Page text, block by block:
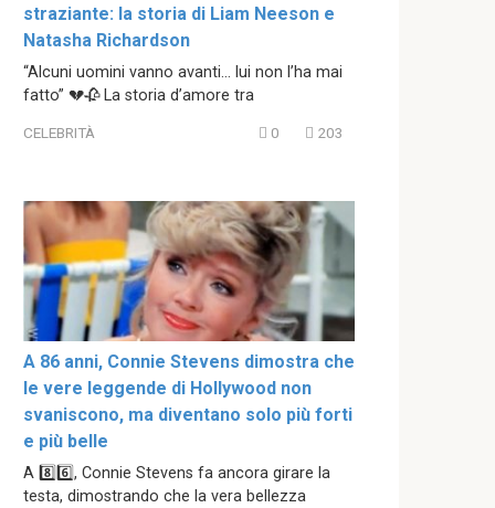
straziante: la storia di Liam Neeson e
Natasha Richardson
“Alcuni uomini vanno avanti… lui non l’ha mai
fatto” 💔🥀 La storia d’amore tra
CELEBRITÀ 0 203
A 86 anni, Connie Stevens dimostra che
le vere leggende di Hollywood non
svaniscono, ma diventano solo più forti
e più belle
A 8️⃣6️⃣, Connie Stevens fa ancora girare la
testa, dimostrando che la vera bellezza